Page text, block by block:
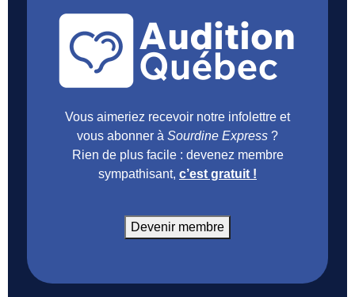
Vous aimeriez recevoir notre infolettre et
vous abonner à Sourdine Express ?
Rien de plus facile : devenez membre
sympathisant, c’est gratuit !
Devenir membre